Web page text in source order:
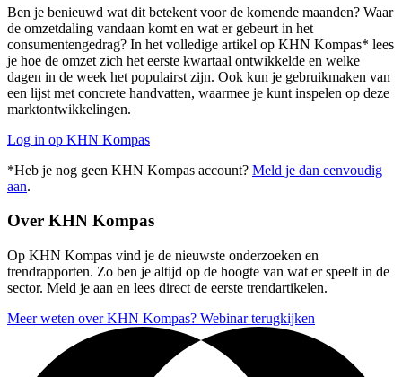
Ben je benieuwd wat dit betekent voor de komende maanden? Waar
de omzetdaling vandaan komt en wat er gebeurt in het
consumentengedrag? In het volledige artikel op KHN Kompas* lees
je hoe de omzet zich het eerste kwartaal ontwikkelde en welke
dagen in de week het populairst zijn. Ook kun je gebruikmaken van
een lijst met concrete handvatten, waarmee je kunt inspelen op deze
marktontwikkelingen.
Log in op KHN Kompas
*Heb je nog geen KHN Kompas account? Meld je dan eenvoudig
aan.
Over KHN Kompas
Op KHN Kompas vind je de nieuwste onderzoeken en
trendrapporten. Zo ben je altijd op de hoogte van wat er speelt in de
sector. Meld je aan en lees direct de eerste trendartikelen.
Meer weten over KHN Kompas? Webinar terugkijken